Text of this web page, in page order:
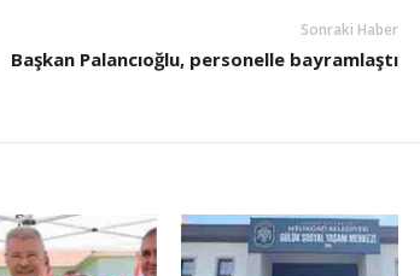
Sonraki Haber
Başkan Palancıoğlu, personelle bayramlaştı